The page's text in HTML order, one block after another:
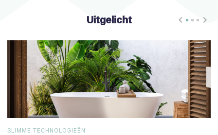
Uitgelicht
SLIMME TECHNOLOGIEËN